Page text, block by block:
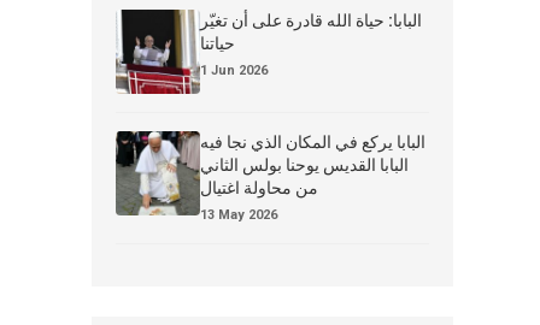
البابا: حياة الله قادرة على أن تغيّر
حياتنا
1 Jun 2026
البابا يركع في المكان الذي نجا فيه
البابا القديس يوحنا بولس الثاني
من محاولة اغتيال
13 May 2026